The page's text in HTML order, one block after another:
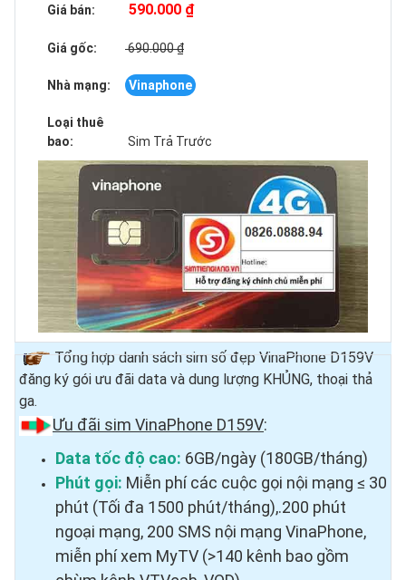
Giá bán: 590.000 ₫
Giá gốc: 690.000 ₫
Nhà mạng: Vinaphone
Loại thuê
bao:
Sim Trả Trước
Tổng hợp danh sách sim số đẹp VinaPhone D159V
đăng ký gói ưu đãi data và dung lượng KHỦNG, thoại thả
ga.
Ưu đãi sim VinaPhone D159V:
Data tốc độ cao: 6GB/ngày (180GB/tháng)
Phút gọi: Miễn phí các cuộc gọi nội mạng ≤ 30
phút (Tối đa 1500 phút/tháng),.200 phút
ngoại mạng, 200 SMS nội mạng VinaPhone,
miễn phí xem MyTV (>140 kênh bao gồm